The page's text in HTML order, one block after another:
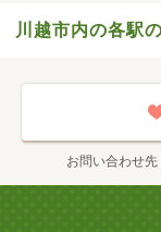
川越市内の各駅
お問い合わせ先